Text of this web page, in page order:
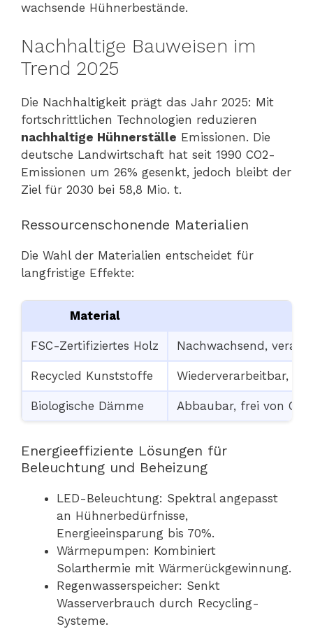
wachsende Hühnerbestände.
Nachhaltige Bauweisen im
Trend 2025
Die Nachhaltigkeit prägt das Jahr 2025: Mit
fortschrittlichen Technologien reduzieren
nachhaltige Hühnerställe Emissionen. Die
deutsche Landwirtschaft hat seit 1990 CO2-
Emissionen um 26% gesenkt, jedoch bleibt der
Ziel für 2030 bei 58,8 Mio. t.
Ressourcenschonende Materialien
Die Wahl der Materialien entscheidet für
langfristige Effekte:
Material
FSC-Zertifiziertes Holz Nachwachsend,
Recycled Kunststoffe Wiederverarbeitbar,
Biologische Dämme Abbaubar, frei von
Energieeffiziente Lösungen für
Beleuchtung und Beheizung
LED-Beleuchtung: Spektral angepasst
an Hühnerbedürfnisse,
Energieeinsparung bis 70%.
Wärmepumpen: Kombiniert
Solarthermie mit Wärmerückgewinnung.
Regenwasserspeicher: Senkt
Wasserverbrauch durch Recycling-
Systeme.